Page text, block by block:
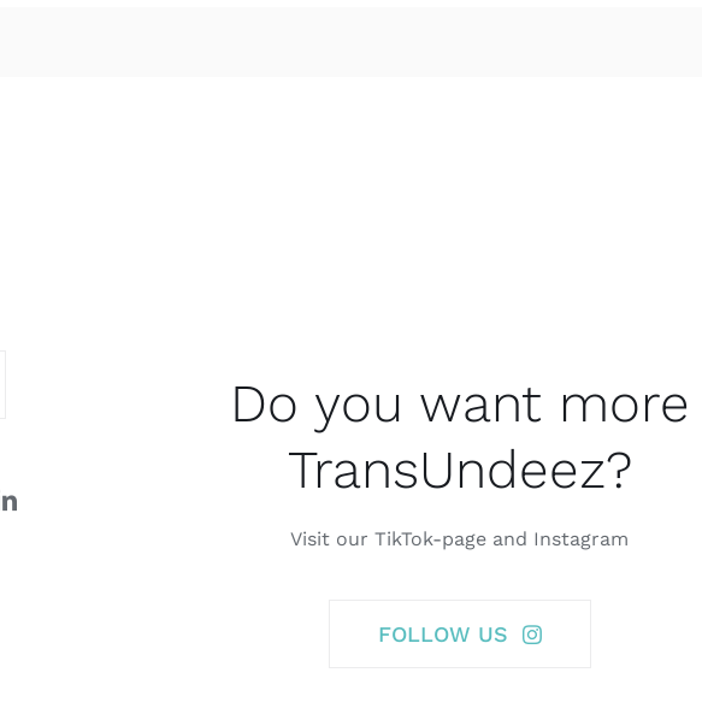
Do you want more
TransUndeez?
Visit our TikTok-page and Instagram
FOLLOW US